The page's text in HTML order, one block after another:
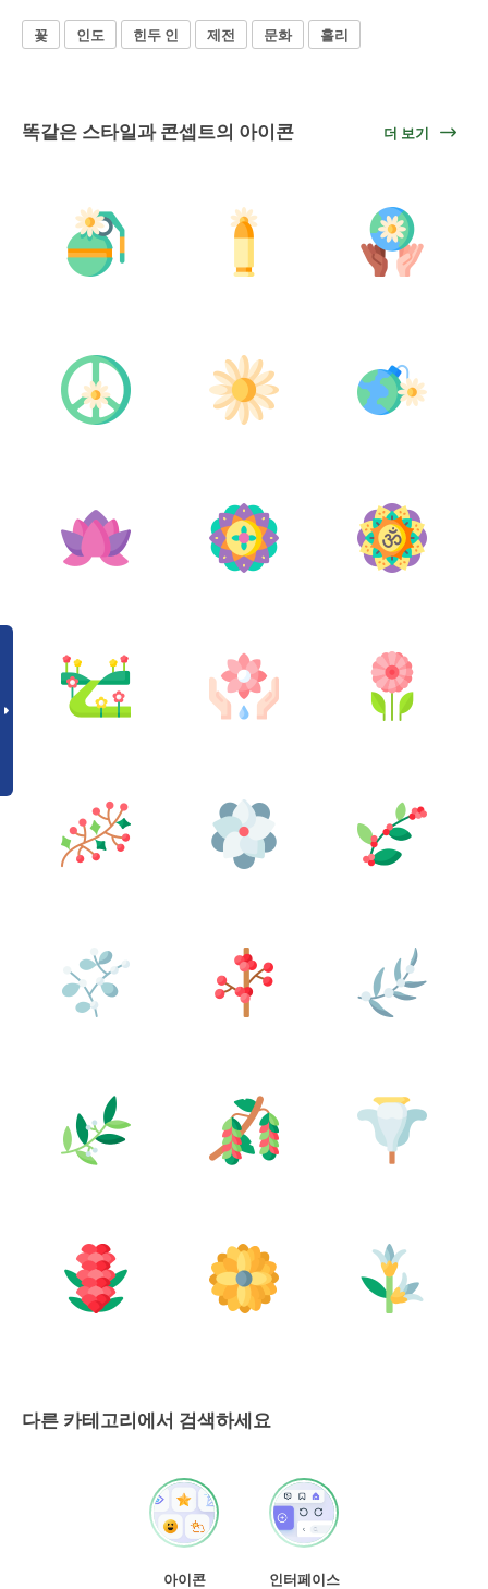
꽃 인도 힌두 인 제전 문화 홀리
똑같은 스타일과 콘셉트의 아이콘 더 보기
다른 카테고리에서 검색하세요
아이콘
인터페이스